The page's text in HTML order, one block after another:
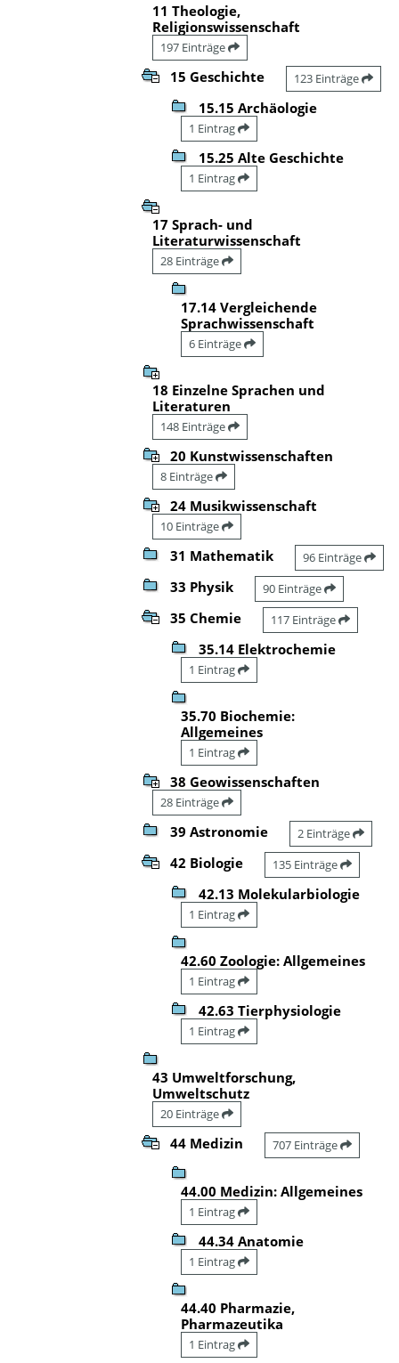
11 Theologie,
Religionswissenschaft
197 Einträge
15 Geschichte 123 Einträge
15.15 Archäologie
1 Eintrag
15.25 Alte Geschichte
1 Eintrag
17 Sprach- und
Literaturwissenschaft
28 Einträge
17.14 Vergleichende
Sprachwissenschaft
6 Einträge
18 Einzelne Sprachen und
Literaturen
148 Einträge
20 Kunstwissenschaften
8 Einträge
24 Musikwissenschaft
10 Einträge
31 Mathematik 96 Einträge
33 Physik 90 Einträge
35 Chemie 117 Einträge
35.14 Elektrochemie
1 Eintrag
35.70 Biochemie:
Allgemeines
1 Eintrag
38 Geowissenschaften
28 Einträge
39 Astronomie 2 Einträge
42 Biologie 135 Einträge
42.13 Molekularbiologie
1 Eintrag
42.60 Zoologie: Allgemeines
1 Eintrag
42.63 Tierphysiologie
1 Eintrag
43 Umweltforschung,
Umweltschutz
20 Einträge
44 Medizin 707 Einträge
44.00 Medizin: Allgemeines
1 Eintrag
44.34 Anatomie
1 Eintrag
44.40 Pharmazie,
Pharmazeutika
1 Eintrag